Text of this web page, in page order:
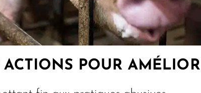
ACTIONS POUR